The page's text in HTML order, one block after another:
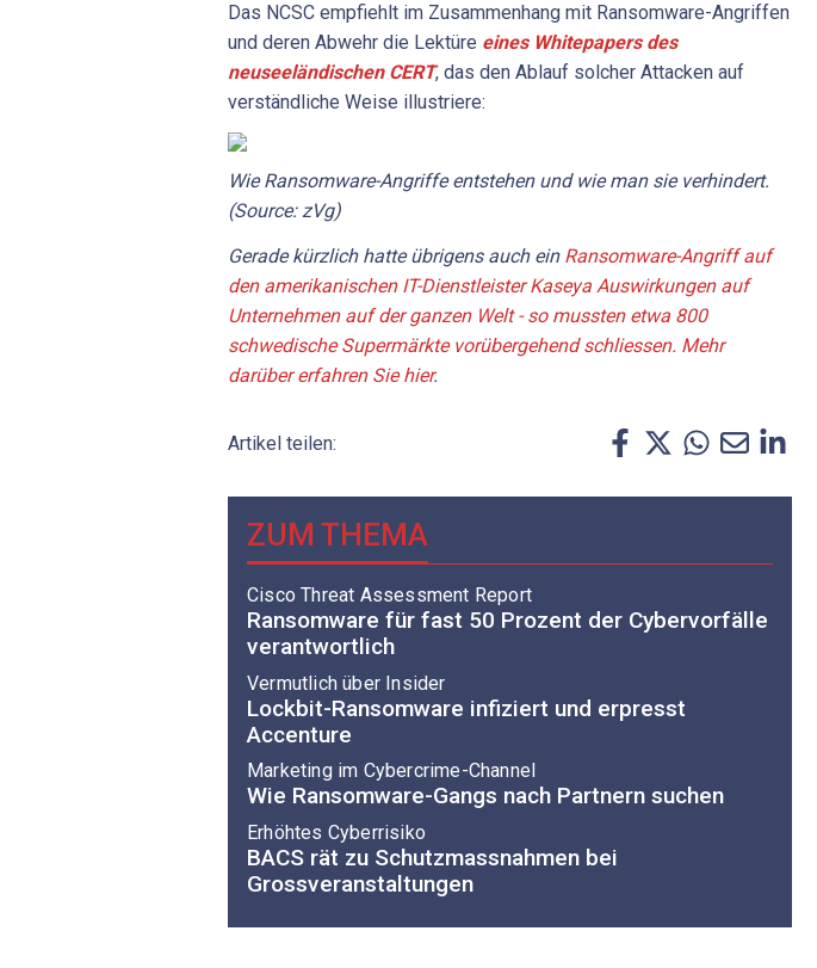
Das NCSC empfiehlt im Zusammenhang mit Ransomware-Angriffen
und deren Abwehr die Lektüre eines Whitepapers des
neuseeländischen CERT, das den Ablauf solcher Attacken auf
verständliche Weise illustriere:
Wie Ransomware-Angriffe entstehen und wie man sie verhindert.
(Source: zVg)
Gerade kürzlich hatte übrigens auch ein Ransomware-Angriff auf
den amerikanischen IT-Dienstleister Kaseya Auswirkungen auf
Unternehmen auf der ganzen Welt - so mussten etwa 800
schwedische Supermärkte vorübergehend schliessen. Mehr
darüber erfahren Sie hier.
Artikel teilen:
ZUM THEMA
Cisco Threat Assessment Report
Ransomware für fast 50 Prozent der Cybervorfälle
verantwortlich
Vermutlich über Insider
Lockbit-Ransomware infiziert und erpresst
Accenture
Marketing im Cybercrime-Channel
Wie Ransomware-Gangs nach Partnern suchen
Erhöhtes Cyberrisiko
BACS rät zu Schutzmassnahmen bei
Grossveranstaltungen